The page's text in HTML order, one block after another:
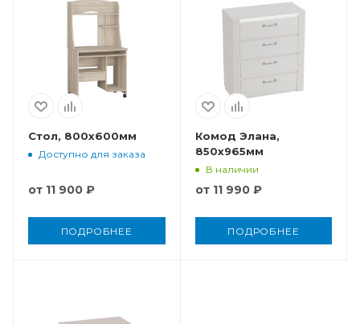
Стол, 800x600мм
Доступно для заказа
от 11 900 ₽
ПОДРОБНЕЕ
Комод Элана,
850x965мм
В наличии
от 11 990 ₽
ПОДРОБНЕЕ